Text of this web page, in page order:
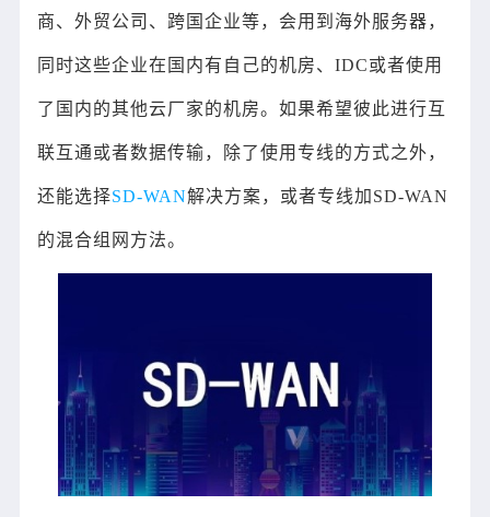
商、外贸公司、跨国企业等，会用到海外服务器，
同时这些企业在国内有自己的机房、IDC或者使用
了国内的其他云厂家的机房。如果希望彼此进行互
联互通或者数据传输，除了使用专线的方式之外，
还能选择SD-WAN解决方案，或者专线加SD-WAN
的混合组网方法。